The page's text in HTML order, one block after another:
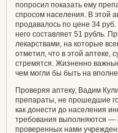
попросил показать ему
спросом населения. В этой
продавалось по цене 34 руб.
него составляет 51 рубль.
лекарствами, на которые
отметил, что в этой аптеке,
стремятся. Жизненно
чем могли бы быть на
Проверяя аптеку, Вадим
препараты, не прошедшие
как донести до населения
требования выполняются —
проверенных нами